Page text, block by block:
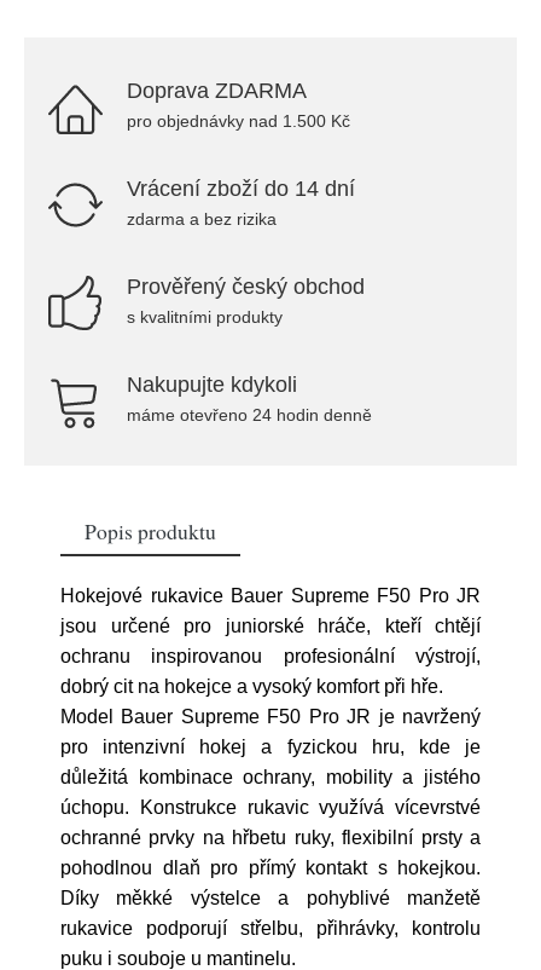
Doprava ZDARMA
pro objednávky nad 1.500 Kč
Vrácení zboží do 14 dní
zdarma a bez rizika
Prověřený český obchod
s kvalitními produkty
Nakupujte kdykoli
máme otevřeno 24 hodin denně
Popis produktu
Hokejové rukavice Bauer Supreme F50 Pro JR
jsou určené pro juniorské hráče, kteří chtějí
ochranu inspirovanou profesionální výstrojí,
dobrý cit na hokejce a vysoký komfort při hře.
Model Bauer Supreme F50 Pro JR je navržený
pro intenzivní hokej a fyzickou hru, kde je
důležitá kombinace ochrany, mobility a jistého
úchopu. Konstrukce rukavic využívá vícevrstvé
ochranné prvky na hřbetu ruky, flexibilní prsty a
pohodlnou dlaň pro přímý kontakt s hokejkou.
Díky měkké výstelce a pohyblivé manžetě
rukavice podporují střelbu, přihrávky, kontrolu
puku i souboje u mantinelu.